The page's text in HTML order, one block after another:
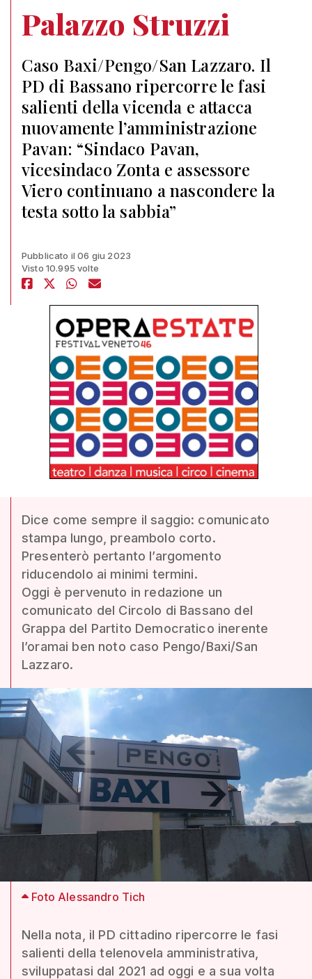
Palazzo Struzzi
Caso Baxi/Pengo/San Lazzaro. Il
PD di Bassano ripercorre le fasi
salienti della vicenda e attacca
nuovamente l’amministrazione
Pavan: “Sindaco Pavan,
vicesindaco Zonta e assessore
Viero continuano a nascondere la
testa sotto la sabbia”
Pubblicato il 06 giu 2023
Visto 10.995 volte
Dice come sempre il saggio: comunicato
stampa lungo, preambolo corto.
Presenterò pertanto l’argomento
riducendolo ai minimi termini.
Oggi è pervenuto in redazione un
comunicato del Circolo di Bassano del
Grappa del Partito Democratico inerente
l’oramai ben noto caso Pengo/Baxi/San
Lazzaro.
Foto Alessandro Tich
Nella nota, il PD cittadino ripercorre le fasi
salienti della telenovela amministrativa,
sviluppatasi dal 2021 ad oggi e a sua volta